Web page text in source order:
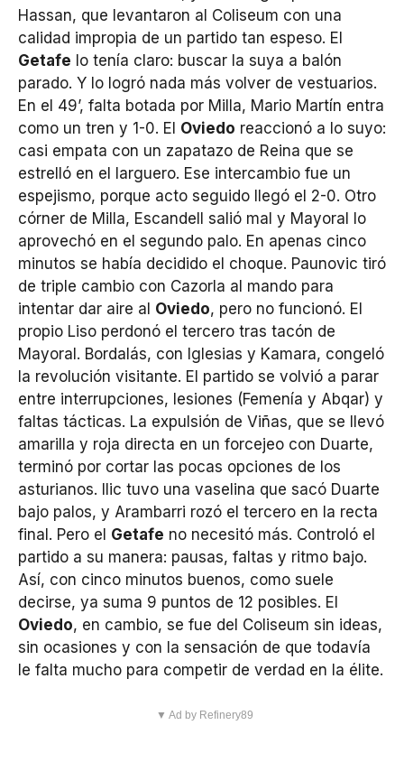
Hassan, que levantaron al Coliseum con una
calidad impropia de un partido tan espeso. El
Getafe lo tenía claro: buscar la suya a balón
parado. Y lo logró nada más volver de vestuarios.
En el 49’, falta botada por Milla, Mario Martín entra
como un tren y 1-0. El Oviedo reaccionó a lo suyo:
casi empata con un zapatazo de Reina que se
estrelló en el larguero. Ese intercambio fue un
espejismo, porque acto seguido llegó el 2-0. Otro
córner de Milla, Escandell salió mal y Mayoral lo
aprovechó en el segundo palo. En apenas cinco
minutos se había decidido el choque. Paunovic tiró
de triple cambio con Cazorla al mando para
intentar dar aire al Oviedo, pero no funcionó. El
propio Liso perdonó el tercero tras tacón de
Mayoral. Bordalás, con Iglesias y Kamara, congeló
la revolución visitante. El partido se volvió a parar
entre interrupciones, lesiones (Femenía y Abqar) y
faltas tácticas. La expulsión de Viñas, que se llevó
amarilla y roja directa en un forcejeo con Duarte,
terminó por cortar las pocas opciones de los
asturianos. Ilic tuvo una vaselina que sacó Duarte
bajo palos, y Arambarri rozó el tercero en la recta
final. Pero el Getafe no necesitó más. Controló el
partido a su manera: pausas, faltas y ritmo bajo.
Así, con cinco minutos buenos, como suele
decirse, ya suma 9 puntos de 12 posibles. El
Oviedo, en cambio, se fue del Coliseum sin ideas,
sin ocasiones y con la sensación de que todavía
le falta mucho para competir de verdad en la élite.
▼ Ad by Refinery89